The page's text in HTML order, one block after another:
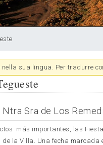
sua lingua. Per tradurre
Sra de Los
más importantes, las
la Villa. Una fecha marcada